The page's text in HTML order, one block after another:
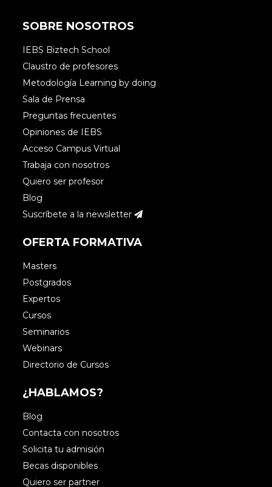
SOBRE NOSOTROS
IEBS Biztech School
Claustro de profesores
Metodología Learning by doing
Sala de Prensa
Preguntas frecuentes
Opiniones de IEBS
Acceso Campus Virtual
Trabaja con nosotros
Quiero ser profesor
Blog
Suscríbete a la newsletter
OFERTA FORMATIVA
Masters
Postgrados
Expertos
Cursos
Seminarios
Webinars
Directorio de Cursos
¿HABLAMOS?
Blog
Contacta con nosotros
Solicita tu admisión
Becas disponibles
Quiero ser partner